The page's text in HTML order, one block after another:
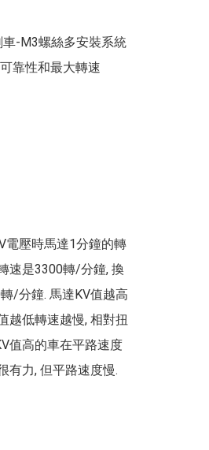
-M3螺絲多安裝系統
靠性和最大轉速
電壓時馬達1分鐘的轉
速是3300轉/分鐘, 換
/分鐘. 馬達KV值越高
越低轉速越慢, 相對扭
值高的車在平路速度
有力, 但平路速度慢.